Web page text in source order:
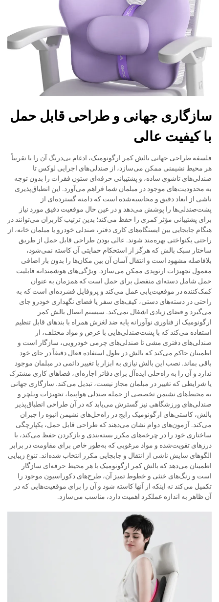
سازگاری جهانی و طراحی قابل حمل
با کیفیت عالی
فلسفه طراحی جهانی بالش کمر ارگونومیک، ادغام بی‌درنگ آن را با تقریباً
هر محیط نشیمنی ممکن می‌سازد، از صندلی‌های اجرایی لوکس تا
صندلی‌های تاشوی ساده، و پشتیبانی حرفه‌ای ستون فقرات را بدون توجه
به محدودیت‌های موجود در مبلمان شما فراهم می‌آورد. این انطباق‌پذیری
ناشی از ابعاد دقیق و محاسبه‌شده است که دامنه گسترده‌ای از
پشت‌صندلی‌ها را پوشش می‌دهد و در عین حال موقعیت دقیق مورد نیاز
برای پشتیبانی مؤثر کمری را حفظ می‌کند؛ بدین ترتیب کاربران می‌توانند در
هنگام جابجایی بین ایستگاه‌های کاری دفتر، صندلی خودرو یا مبلمان خانه، از
راحتی یکنواختی بهره‌مند شوند. عالی بودن طراحی قابل حمل از طریق
ساختار سبک بالش که هرگز از استحکام حمایتی آن کاسته نمی‌شود،
بلافاصله مشهود است و انتقال آسان آن بین مکان‌ها را بدون بار اضافی
معمول تجهیزات ارتوپدی ممکن می‌سازد. ویژگی‌های هوشمندانه قابلیت
حمل شامل دسته‌ای منفصل برای حمل است که همزمان به عنوان
کمک‌کننده در موقعیت‌یابی عمل می‌کند و پروفایل فشرده‌ای است که به
راحتی در دسته‌های دستی، کیف‌های سفر یا فضای نگهداری خودرو جای
می‌گیرد و فضای زیادی اشغال نمی‌کند. سیستم اتصال بالش کمر
ارگونومیک از فناوری نوآورانه پایه ضد لغزش همراه با بند‌های قابل تنظیم
استفاده می‌کند که با پشت‌صندلی‌هایی با عرض و مواد مختلف، از
صندلی‌های دفتری مشی تا صندلی‌های چرمی خودرویی، سازگار است و
اطمینان حاکم می‌کند که بالش در طول استفاده فعال دقیقاً در جای خود
باقی بماند. نصب این بالش نیازی به ابزار یا تغییر دائمی در مبلمان موجود
ندارد و آن را به راه‌حلی ایده‌آل برای دفاتر اجاره‌ای، فضاهای کاری مشترک
یا شرایطی که تغییر در مبلمان مجاز نیست، تبدیل می‌کند. سازگاری جهانی
به محیط‌های نشیمن تخصصی از جمله صندلی هواپیما، تجهیزات ویلچر و
صندلی‌های ورزشگاهی نیز گسترش می‌یابد که در آن طراحی انطباق‌پذیر
بالش، کاستی‌های ارگونومیک رایج در راه‌حل‌های نشیمن انبوه را جبران
می‌کند. آزمون‌های دوام نشان می‌دهند که طراحی قابل حمل، یکپارچگی
ساختاری خود را در چرخه‌های مکرر بسته‌بندی و بازکردن حفظ می‌کند، با
درزهای تقویت‌شده و مواد مرغوبی که به‌طور خاص برای مقاومت در برابر
الگوهای سایش ناشی از انتقال و جابجایی مکرر انتخاب شده‌اند. تنوع زیبایی
اطمینان می‌دهد که بالش کمر ارگونومیک با هر محیط حرفه‌ای سازگار
است و رنگ‌های خنثی و خطوط تمیز آن، طرح‌های دکوراسیون موجود را
تکمیل می‌کند نه اینکه از آنها کاسته شود و آن را برای موقعیت‌هایی که در
آن ظاهر به اندازه عملکرد اهمیت دارد، مناسب می‌سازد.